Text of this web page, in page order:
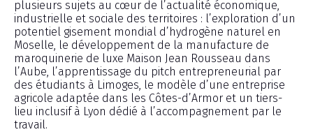
plusieurs sujets au cœur de l’actualité économique,
industrielle et sociale des territoires : l’exploration d’un
potentiel gisement mondial d’hydrogène naturel en
Moselle, le développement de la manufacture de
maroquinerie de luxe Maison Jean Rousseau dans
l’Aube, l’apprentissage du pitch entrepreneurial par
des étudiants à Limoges, le modèle d’une entreprise
agricole adaptée dans les Côtes-d’Armor et un tiers-
lieu inclusif à Lyon dédié à l’accompagnement par le
travail.